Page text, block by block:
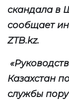
скандала в
сообщает
ZTB.kz.
Казахстан
службы